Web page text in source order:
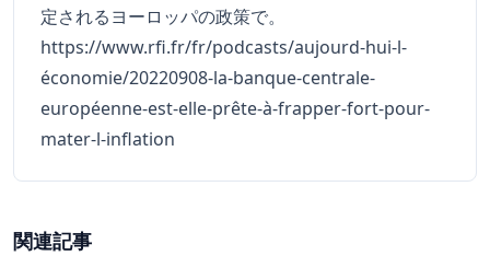
定されるヨーロッパの政策で。
https://www.rfi.fr/fr/podcasts/aujourd-hui-l-
économie/20220908-la-banque-centrale-
européenne-est-elle-prête-à-frapper-fort-pour-
mater-l-inflation
関連記事